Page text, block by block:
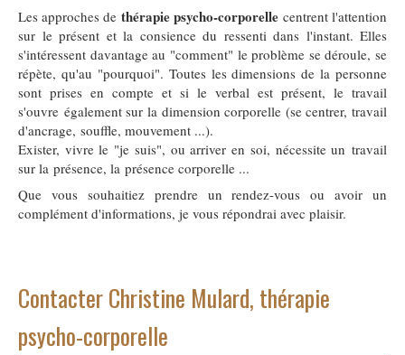
Les approches de thérapie psycho-corporelle centrent l'attention
sur le présent et la consience du ressenti dans l'instant. Elles
s'intéressent davantage au "comment" le problème se déroule, se
répète, qu'au "pourquoi". Toutes les dimensions de la personne
sont prises en compte et si le verbal est présent, le travail
s'ouvre également sur la dimension corporelle (se centrer, travail
d'ancrage, souffle, mouvement ...).
Exister, vivre le "je suis", ou arriver en soi, nécessite un travail
sur la présence, la présence corporelle ...
Que vous souhaitiez prendre un rendez-vous ou avoir un
complément d'informations, je vous répondrai avec plaisir.
Contacter Christine Mulard, thérapie
psycho-corporelle